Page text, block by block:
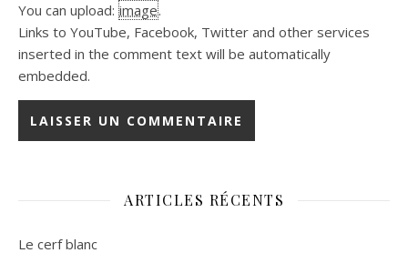
You can upload: image.
Links to YouTube, Facebook, Twitter and other services
inserted in the comment text will be automatically
embedded.
ARTICLES RÉCENTS
Le cerf blanc